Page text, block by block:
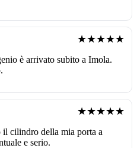
★★★★★
è arrivato subito a Imola.
★★★★★
cilindro della mia porta a
e serio.